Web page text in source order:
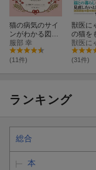
猫の病気のサイ
ンがわかる図
鑑 〜体調不良
や痛みを見逃さ
ないために
服部 幸
(11件)
獣医に
の猫を
せにす
く」の
獣医に
(31件)
ランキング
総合
本